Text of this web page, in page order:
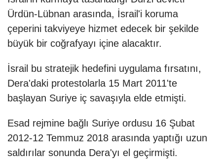
Ürdün-Lübnan arasında, İsrail'i koruma
çeperini takviyeye hizmet edecek bir şekilde
büyük bir coğrafyayı içine alacaktır.
İsrail bu stratejik hedefini uygulama fırsatını,
Dera'daki protestolarla 15 Mart 2011'te
başlayan Suriye iç savaşıyla elde etmişti.
Esad rejmine bağlı Suriye ordusu 16 Şubat
2012-12 Temmuz 2018 arasında yaptığı uzun
saldırılar sonunda Dera'yı el geçirmişti.